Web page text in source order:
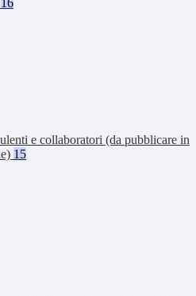
16
e collaboratori (da pubblicare in
15